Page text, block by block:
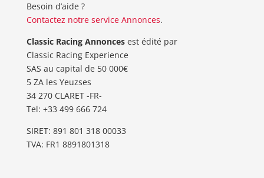
Besoin d’aide ?
Contactez notre service Annonces.
Classic Racing Annoncesest édité par
Classic Racing Experience
SAS au capital de 50 000€
5 ZA les Yeuzses
34 270 CLARET -FR-
Tel: ‭+33 499 666 724‬
SIRET: 891 801 318 00033
TVA: FR1 8891801318